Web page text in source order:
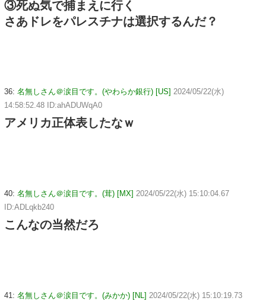
③死ぬ気で捕まえに行く
さあドレをパレスチナは選択するんだ？
36: 名無しさん＠涙目です。(やわらか銀行) [US] 2024/05/22(水)
14:58:52.48 ID:ahADUWqA0
アメリカ正体表したなｗ
40: 名無しさん＠涙目です。(茸) [MX] 2024/05/22(水) 15:10:04.67
ID:ADLqkb240
こんなの当然だろ
41: 名無しさん＠涙目です。(みかか) [NL] 2024/05/22(水) 15:10:19.73